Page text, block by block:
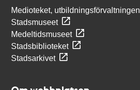
Medioteket, utbildningsförvaltningen
Stadsmuseet
Medeltidsmuseet
Stadsbiblioteket
Stadsarkivet